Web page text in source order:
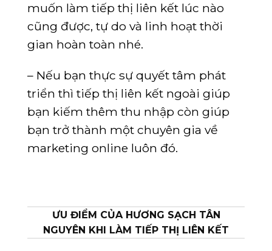
muốn làm tiếp thị liên kết lúc nào
cũng được, tự do và linh hoạt thời
gian hoàn toàn nhé.
– Nếu bạn thực sự quyết tâm phát
triển thì tiếp thị liên kết ngoài giúp
bạn kiếm thêm thu nhập còn giúp
bạn trở thành một chuyên gia về
marketing online luôn đó.
ƯU ĐIỂM CỦA HƯƠNG SẠCH TÂN
NGUYÊN KHI LÀM TIẾP THỊ LIÊN KẾT